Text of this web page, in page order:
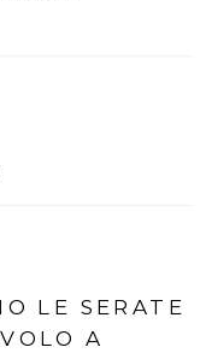
LE SERATE
A